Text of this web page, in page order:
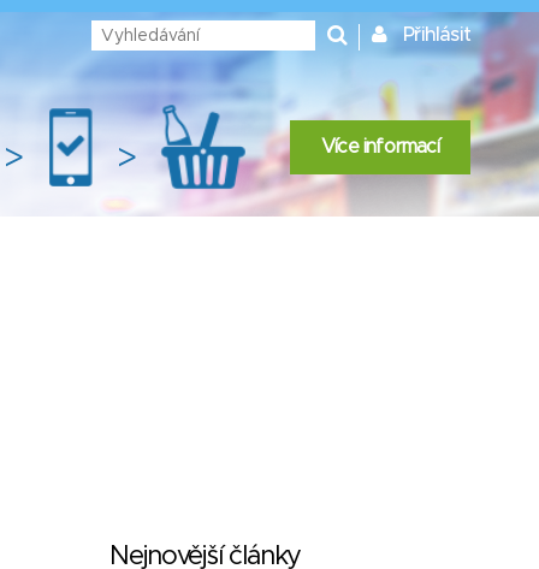
Přihlásit
> > Více informací
Nejnovější články